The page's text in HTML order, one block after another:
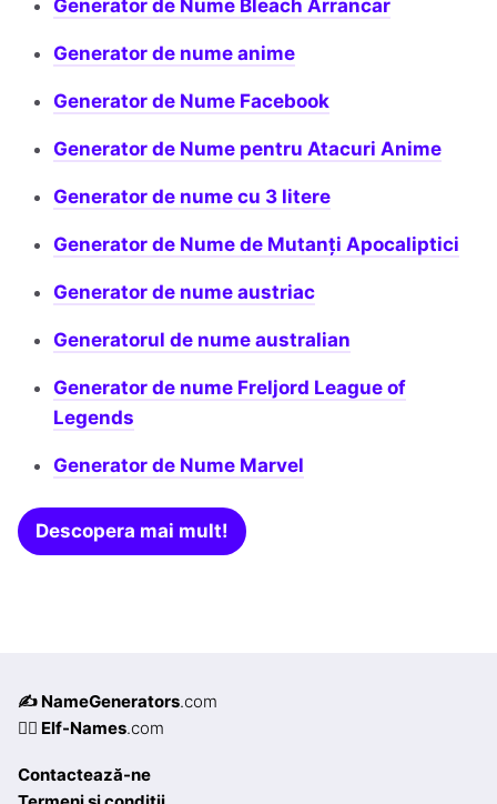
Generator de Nume Bleach Arrancar
Generator de nume anime
Generator de Nume Facebook
Generator de Nume pentru Atacuri Anime
Generator de nume cu 3 litere
Generator de Nume de Mutanți Apocaliptici
Generator de nume austriac
Generatorul de nume australian
Generator de nume Freljord League of
Legends
Generator de Nume Marvel
Descopera mai mult!
✍️ NameGenerators.com
🧝‍♀️ Elf-Names.com
Contactează-ne